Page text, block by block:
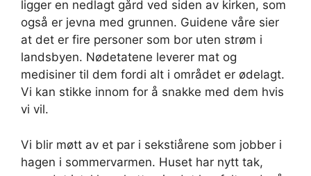
ligger en nedlagt gård ved siden av kirken, som
også er jevna med grunnen. Guidene våre sier
at det er fire personer som bor uten strøm i
landsbyen. Nødetatene leverer mat og
medisiner til dem fordi alt i området er ødelagt.
Vi kan stikke innom for å snakke med dem hvis
vi vil.
Vi blir møtt av et par i sekstiårene som jobber i
hagen i sommervarmen. Huset har nytt tak,